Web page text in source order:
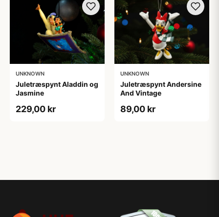
UNKNOWN
Juletræspynt Aladdin og
Jasmine
229,00 kr
UNKNOWN
Juletræspynt Andersine
And Vintage
89,00 kr